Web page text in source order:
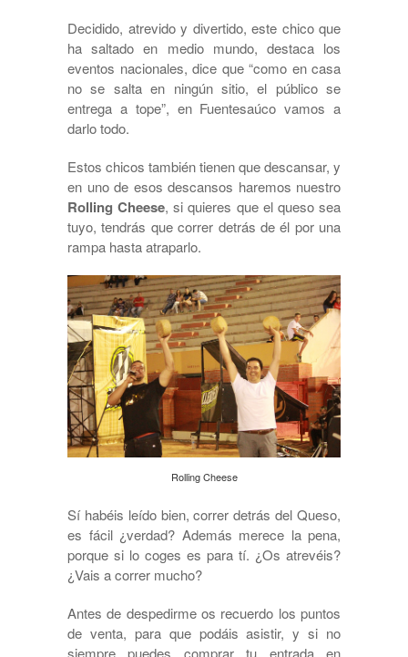
Decidido, atrevido y divertido, este chico que
ha saltado en medio mundo, destaca los
eventos nacionales, dice que “como en casa
no se salta en ningún sitio, el público se
entrega a tope”, en Fuentesaúco vamos a
darlo todo.
Estos chicos también tienen que descansar, y
en uno de esos descansos haremos nuestro
Rolling Cheese, si quieres que el queso sea
tuyo, tendrás que correr detrás de él por una
rampa hasta atraparlo.
Rolling Cheese
Sí habéis leído bien, correr detrás del Queso,
es fácil ¿verdad? Además merece la pena,
porque si lo coges es para tí. ¿Os atrevéis?
¿Vais a correr mucho?
Antes de despedirme os recuerdo los puntos
de venta, para que podáis asistir, y si no
siempre puedes comprar tu entrada en